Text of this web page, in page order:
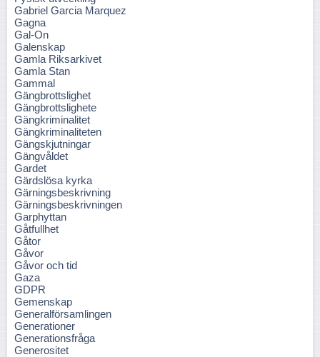
Gabriel Garcia Marquez
Gagna
Gal-On
Galenskap
Gamla Riksarkivet
Gamla Stan
Gammal
Gängbrottslighet
Gängbrottslighete
Gängkriminalitet
Gängkriminaliteten
Gängskjutningar
Gängvåldet
Gardet
Gärdslösa kyrka
Gärningsbeskrivning
Gärningsbeskrivningen
Garphyttan
Gåtfullhet
Gåtor
Gåvor
Gåvor och tid
Gaza
GDPR
Gemenskap
Generalförsamlingen
Generationer
Generationsfråga
Generositet